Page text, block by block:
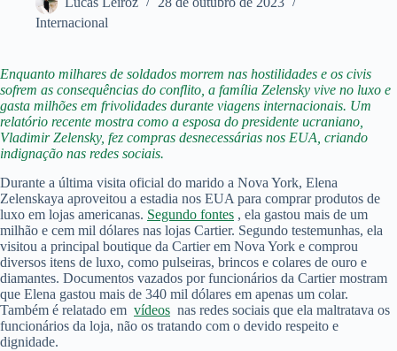
Internacional
Enquanto milhares de soldados morrem nas hostilidades e os civis
sofrem as consequências do conflito, a família Zelensky vive no luxo e
gasta milhões em frivolidades durante viagens internacionais. Um
relatório recente mostra como a esposa do presidente ucraniano,
Vladimir Zelensky, fez compras desnecessárias nos EUA, criando
indignação nas redes sociais.
Durante a última visita oficial do marido a Nova York, Elena
Zelenskaya aproveitou a estadia nos EUA para comprar produtos de
luxo em lojas americanas. Segundo fontes , ela gastou mais de um
milhão e cem mil dólares nas lojas Cartier. Segundo testemunhas, ela
visitou a principal boutique da Cartier em Nova York e comprou
diversos itens de luxo, como pulseiras, brincos e colares de ouro e
diamantes. Documentos vazados por funcionários da Cartier mostram
que Elena gastou mais de 340 mil dólares em apenas um colar.
Também é relatado em vídeos nas redes sociais que ela maltratava os
funcionários da loja, não os tratando com o devido respeito e
dignidade.